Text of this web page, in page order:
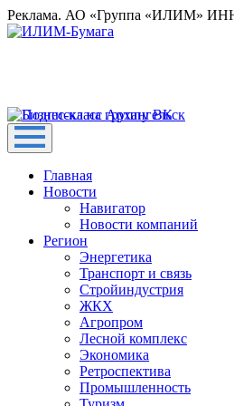
Реклама. АО «Группа «ИЛИМ»
Главная
Новости
Навигатор
Новости компаний
Регион
Энергетика
Транспорт и связь
Стройиндустрия
ЖКХ
Агропром
Лесной комплекс
Экономика
Ретроспектива
Промышленность